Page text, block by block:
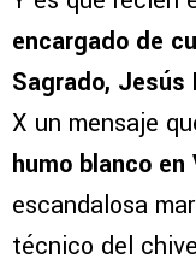
encargado de
Sagrado, Jesús
X un mensaje
humo blanco en
escandalosa
técnico del